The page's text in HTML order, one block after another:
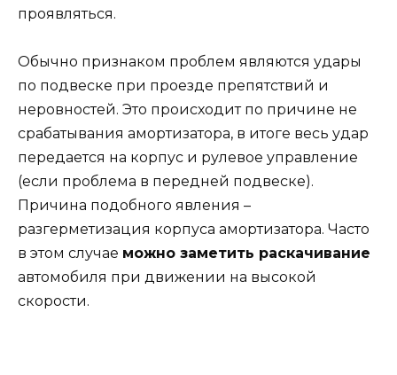
проявляться.
Обычно признаком проблем являются удары
по подвеске при проезде препятствий и
неровностей. Это происходит по причине не
срабатывания амортизатора, в итоге весь удар
передается на корпус и рулевое управление
(если проблема в передней подвеске).
Причина подобного явления –
разгерметизация корпуса амортизатора. Часто
в этом случае можно заметить раскачивание
автомобиля при движении на высокой
скорости.